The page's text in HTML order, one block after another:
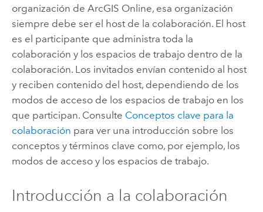
organización de ArcGIS Online, esa organización
siempre debe ser el host de la colaboración. El host
es el participante que administra toda la
colaboración y los espacios de trabajo dentro de la
colaboración. Los invitados envían contenido al host
y reciben contenido del host, dependiendo de los
modos de acceso de los espacios de trabajo en los
que participan. Consulte Conceptos clave para la
colaboración para ver una introducción sobre los
conceptos y términos clave como, por ejemplo, los
modos de acceso y los espacios de trabajo.
Introducción a la colaboración